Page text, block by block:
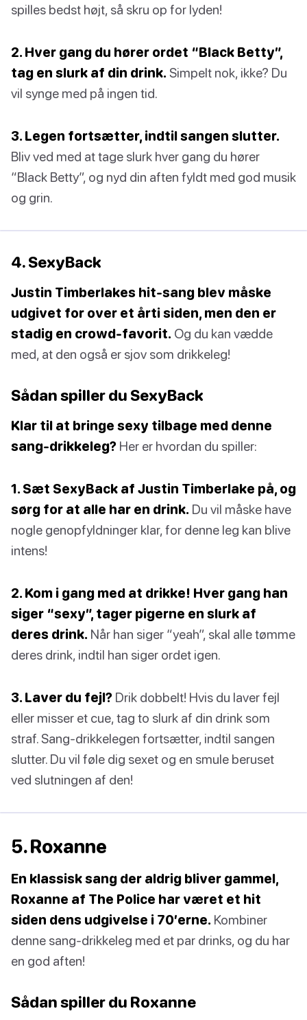
spilles bedst højt, så skru op for lyden!
2. Hver gang du hører ordet “Black Betty”,
tag en slurk af din drink. Simpelt nok, ikke? Du
vil synge med på ingen tid.
3. Legen fortsætter, indtil sangen slutter.
Bliv ved med at tage slurk hver gang du hører
“Black Betty”, og nyd din aften fyldt med god musik
og grin.
4. SexyBack
Justin Timberlakes hit-sang blev måske
udgivet for over et årti siden, men den er
stadig en crowd-favorit. Og du kan vædde
med, at den også er sjov som drikkeleg!
Sådan spiller du SexyBack
Klar til at bringe sexy tilbage med denne
sang-drikkeleg? Her er hvordan du spiller:
1. Sæt SexyBack af Justin Timberlake på, og
sørg for at alle har en drink. Du vil måske have
nogle genopfyldninger klar, for denne leg kan blive
intens!
2. Kom i gang med at drikke! Hver gang han
siger “sexy”, tager pigerne en slurk af
deres drink. Når han siger “yeah”, skal alle tømme
deres drink, indtil han siger ordet igen.
3. Laver du fejl? Drik dobbelt! Hvis du laver fejl
eller misser et cue, tag to slurk af din drink som
straf. Sang-drikkelegen fortsætter, indtil sangen
slutter. Du vil føle dig sexet og en smule beruset
ved slutningen af den!
5. Roxanne
En klassisk sang der aldrig bliver gammel,
Roxanne af The Police har været et hit
siden dens udgivelse i 70’erne. Kombiner
denne sang-drikkeleg med et par drinks, og du har
en god aften!
Sådan spiller du Roxanne